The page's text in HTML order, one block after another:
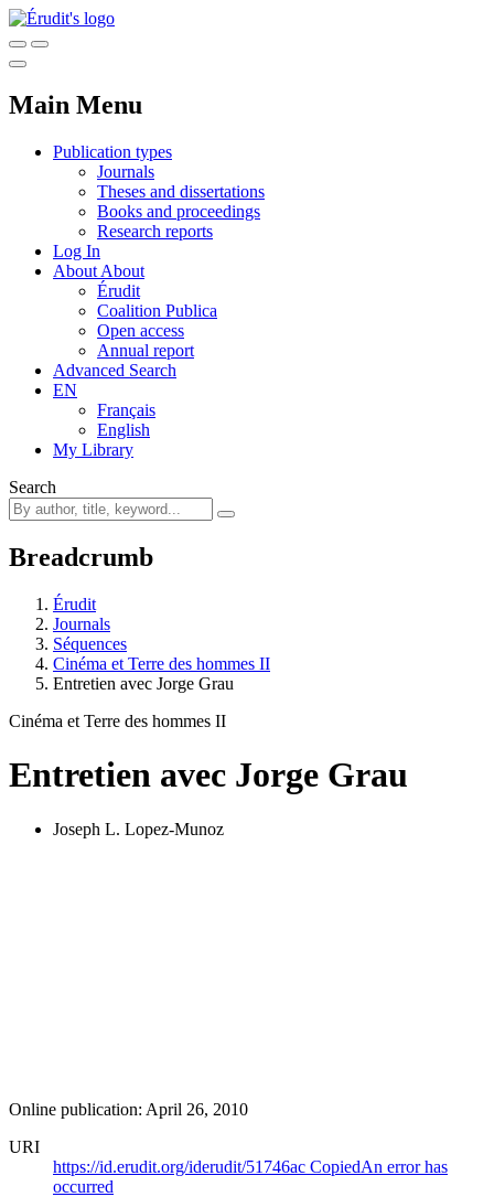
Main Menu
Publication types
Journals
Theses and dissertations
Books and proceedings
Research reports
Log In
About About
Érudit
Coalition Publica
Open access
Annual report
Advanced Search
EN
Français
English
My Library
Search
Breadcrumb
Érudit
Journals
Séquences
Cinéma et Terre des hommes II
Entretien avec Jorge Grau
Cinéma et Terre des hommes II
Entretien avec Jorge Grau
Joseph L. Lopez-Munoz
Online publication: April 26, 2010
URI
https://id.erudit.org/iderudit/51746ac CopiedAn error has
occurred